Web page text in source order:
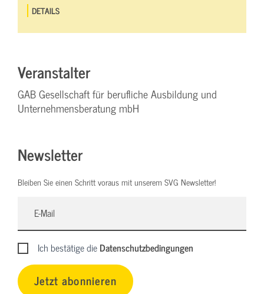
DETAILS
Veranstalter
GAB Gesellschaft für berufliche Ausbildung und
Unternehmensberatung mbH
Newsletter
Bleiben Sie einen Schritt voraus mit unserem SVG Newsletter!
Ich bestätige dieDatenschutzbedingungen
Jetzt abonnieren